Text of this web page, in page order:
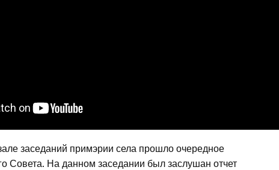
заседаний примэрии села прошло очередное
Совета. На данном заседании был заслушан отчет